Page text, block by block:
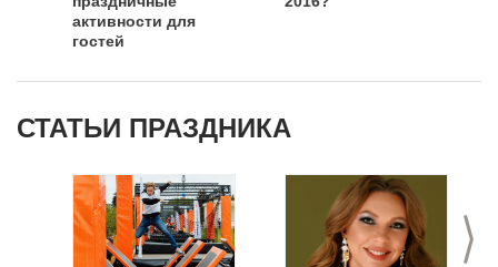
активности для
гостей
СТАТЬИ ПРАЗДНИКА
>